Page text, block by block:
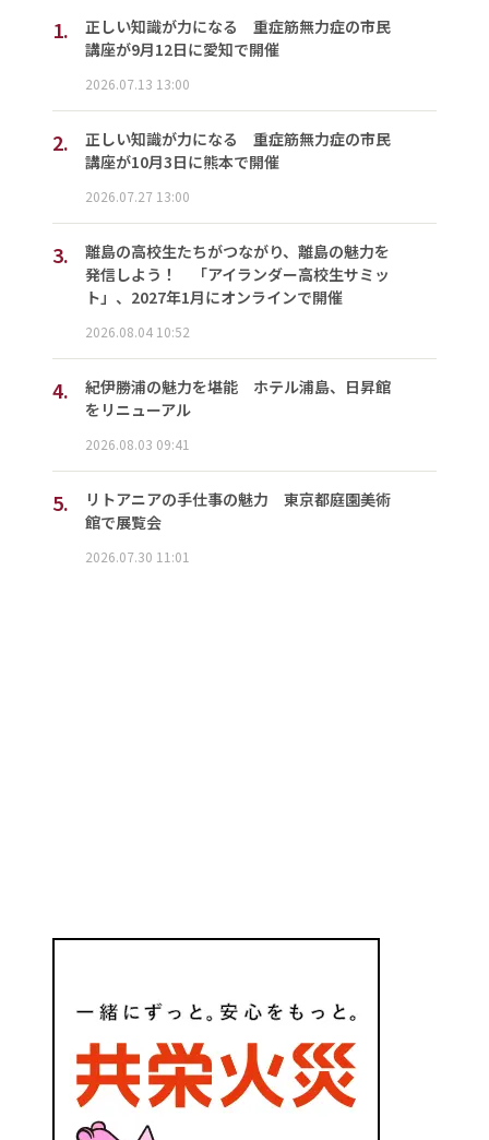
1.
正しい知識が力になる 重症筋無力症の市民
講座が9月12日に愛知で開催
2026.07.13 13:00
2.
正しい知識が力になる 重症筋無力症の市民
講座が10月3日に熊本で開催
2026.07.27 13:00
3.
離島の高校生たちがつながり、離島の魅力を
発信しよう！ 「アイランダー高校生サミッ
ト」、2027年1月にオンラインで開催
2026.08.04 10:52
4.
紀伊勝浦の魅力を堪能 ホテル浦島、日昇館
をリニューアル
2026.08.03 09:41
5.
リトアニアの手仕事の魅力 東京都庭園美術
館で展覧会
2026.07.30 11:01